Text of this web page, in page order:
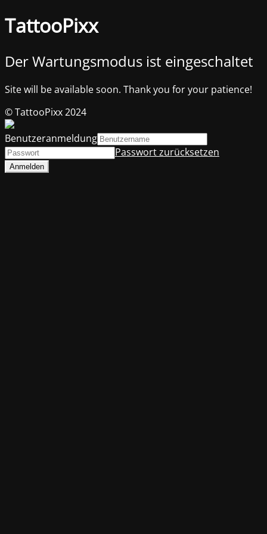
TattooPixx
Der Wartungsmodus ist eingeschaltet
Site will be available soon. Thank you for your patience!
© TattooPixx 2024
Benutzeranmeldung
Passwort zurücksetzen